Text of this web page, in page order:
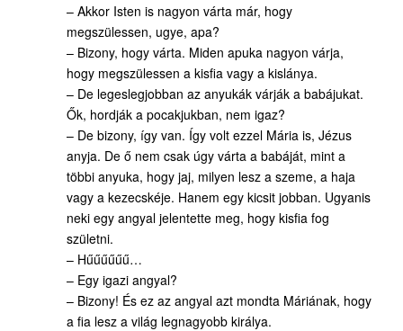
– Akkor Isten is nagyon várta már, hogy
megszülessen, ugye, apa?
– Bizony, hogy várta. Miden apuka nagyon várja,
hogy megszülessen a kisfia vagy a kislánya.
– De legeslegjobban az anyukák várják a babájukat.
Ők, hordják a pocakjukban, nem igaz?
– De bizony, így van. Így volt ezzel Mária is, Jézus
anyja. De ő nem csak úgy várta a babáját, mint a
többi anyuka, hogy jaj, milyen lesz a szeme, a haja
vagy a kezecskéje. Hanem egy kicsit jobban. Ugyanis
neki egy angyal jelentette meg, hogy kisfia fog
születni.
– Hűűűűűű…
– Egy igazi angyal?
– Bizony! És ez az angyal azt mondta Máriának, hogy
a fia lesz a világ legnagyobb királya.